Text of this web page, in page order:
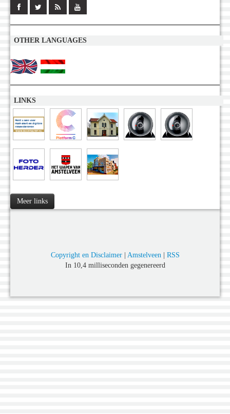
OTHER LANGUAGES
LINKS
Meer links
Copyright en Disclaimer| Amstelveen| RSS
In 10,4 milliseconden gegenereerd